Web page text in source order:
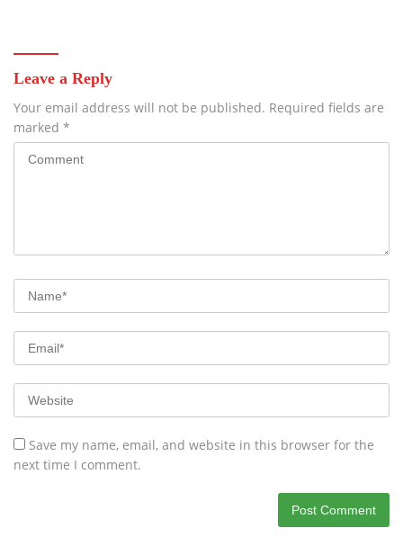
Leave a Reply
Your email address will not be published. Required fields are
marked *
Save my name, email, and website in this browser for the
next time I comment.